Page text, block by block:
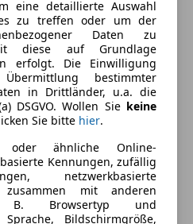
System
Weiß
Pearl White Tri-Coat /
Weiß
eine detaillierte Auswahl
zu treffen oder um der
Daten zu
diese auf Grundlage
erfolgt. Die Einwilligung
bestimmter
in Drittländer, u.a. die
DSGVO. Wollen Sie keine
Sie bitte hier.
oder ähnliche Online-
Kennungen, zufällig
netzwerkbasierte
zusammen mit anderen
B. Browsertyp und
Sprache, Bildschirmgröße,